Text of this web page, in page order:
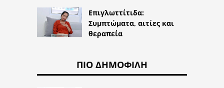
Επιγλωττίτιδα:
Συμπτώματα, αιτίες και
θεραπεία
ΠΙΟ ΔΗΜΟΦΙΛΉ